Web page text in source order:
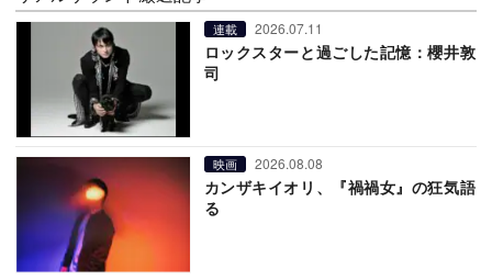
連載 2026.07.11
ロックスターと過ごした記憶：櫻井敦
司
映画 2026.08.08
カンザキイオリ、『禍禍女』の狂気語
る